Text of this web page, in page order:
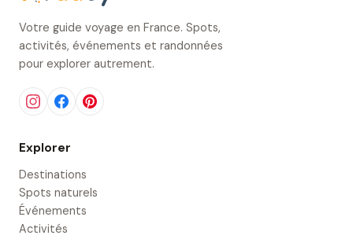
Votre guide voyage en France. Spots,
activités, événements et randonnées
pour explorer autrement.
Explorer
Destinations
Spots naturels
Événements
Activités